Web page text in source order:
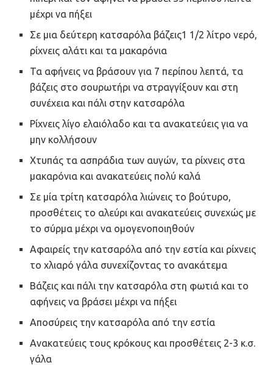
μέχρι να πήξει
Σε μια δεύτερη κατσαρόλα βάζεις1 1/2 λίτρο νερό,
ρίχνεις αλάτι και τα μακαρόνια
Τα αφήνεις να βράσουν για 7 περίπου λεπτά, τα
βάζεις στο σουρωτήρι να στραγγίξουν και στη
συνέχεια και πάλι στην κατσαρόλα
Ρίχνεις λίγο ελαιόλαδο και τα ανακατεύεις για να
μην κολλήσουν
Χτυπάς τα ασπράδια των αυγών, τα ρίχνεις στα
μακαρόνια και ανακατεύεις πολύ καλά
Σε μία τρίτη κατσαρόλα λιώνεις το βούτυρο,
προσθέτεις το αλεύρι και ανακατεύεις συνεχώς με
το σύρμα μέχρι να ομογενοποιηθούν
Αφαιρείς την κατσαρόλα από την εστία και ρίχνεις
το χλιαρό γάλα συνεχίζοντας το ανακάτεμα
Βάζεις και πάλι την κατσαρόλα στη φωτιά και το
αφήνεις να βράσει μέχρι να πήξει
Αποσύρεις την κατσαρόλα από την εστία
Ανακατεύεις τους κρόκους και προσθέτεις 2-3 κ.σ.
γάλα